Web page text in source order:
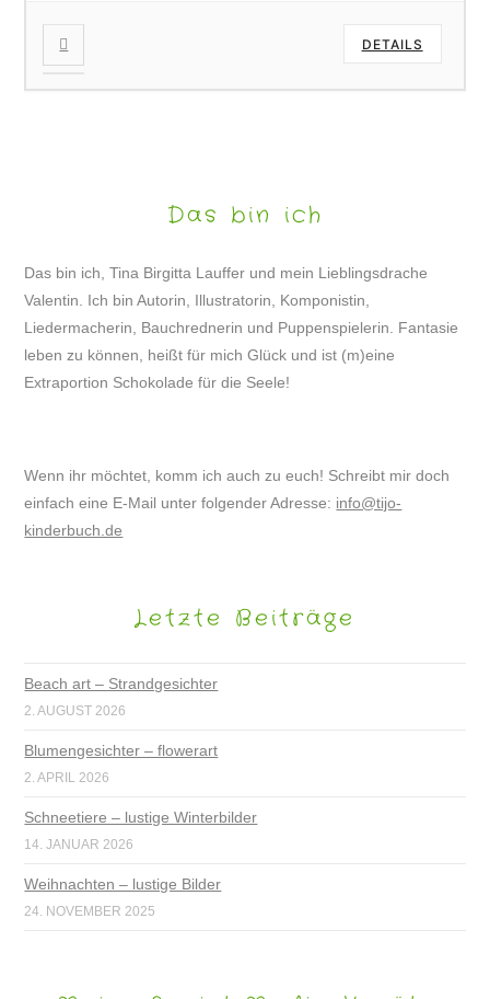
DETAILS
Das bin ich
Das bin ich, Tina Birgitta Lauffer und mein Lieblingsdrache
Valentin. Ich bin Autorin, Illustratorin, Komponistin,
Liedermacherin, Bauchrednerin und Puppenspielerin. Fantasie
leben zu können, heißt für mich Glück und ist (m)eine
Extraportion Schokolade für die Seele!
Wenn ihr möchtet, komm ich auch zu euch! Schreibt mir doch
einfach eine E-Mail unter folgender Adresse: info@tijo-
kinderbuch.de
Letzte Beiträge
Beach art – Strandgesichter
2. AUGUST 2026
Blumengesichter – flowerart
2. APRIL 2026
Schneetiere – lustige Winterbilder
14. JANUAR 2026
Weihnachten – lustige Bilder
24. NOVEMBER 2025